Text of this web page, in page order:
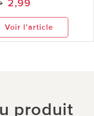
2,99
Voir l’article
produit